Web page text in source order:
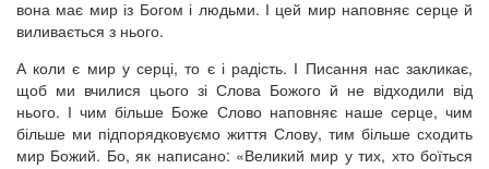
вона має мир із Богом і людьми. І цей мир наповняє серце й
виливається з нього.
А коли є мир у серці, то є і радість. І Писання нас закликає,
щоб ми вчилися цього зі Слова Божого й не відходили від
нього. І чим більше Боже Слово наповняє наше серце, чим
більше ми підпорядковуємо життя Слову, тим більше сходить
мир Божий. Бо, як написано: «Великий мир у тих, хто боїться